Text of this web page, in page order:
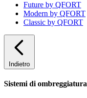
Future by QFORT
Modern by QFORT
Classic by QFORT
Indietro
Sistemi di ombreggiatura